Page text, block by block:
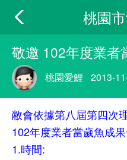
桃園
敬邀 102年度業者
桃園愛鯉 2013-
敝會依據第八屆第四次
102年度業者當歲魚成
1.時間: